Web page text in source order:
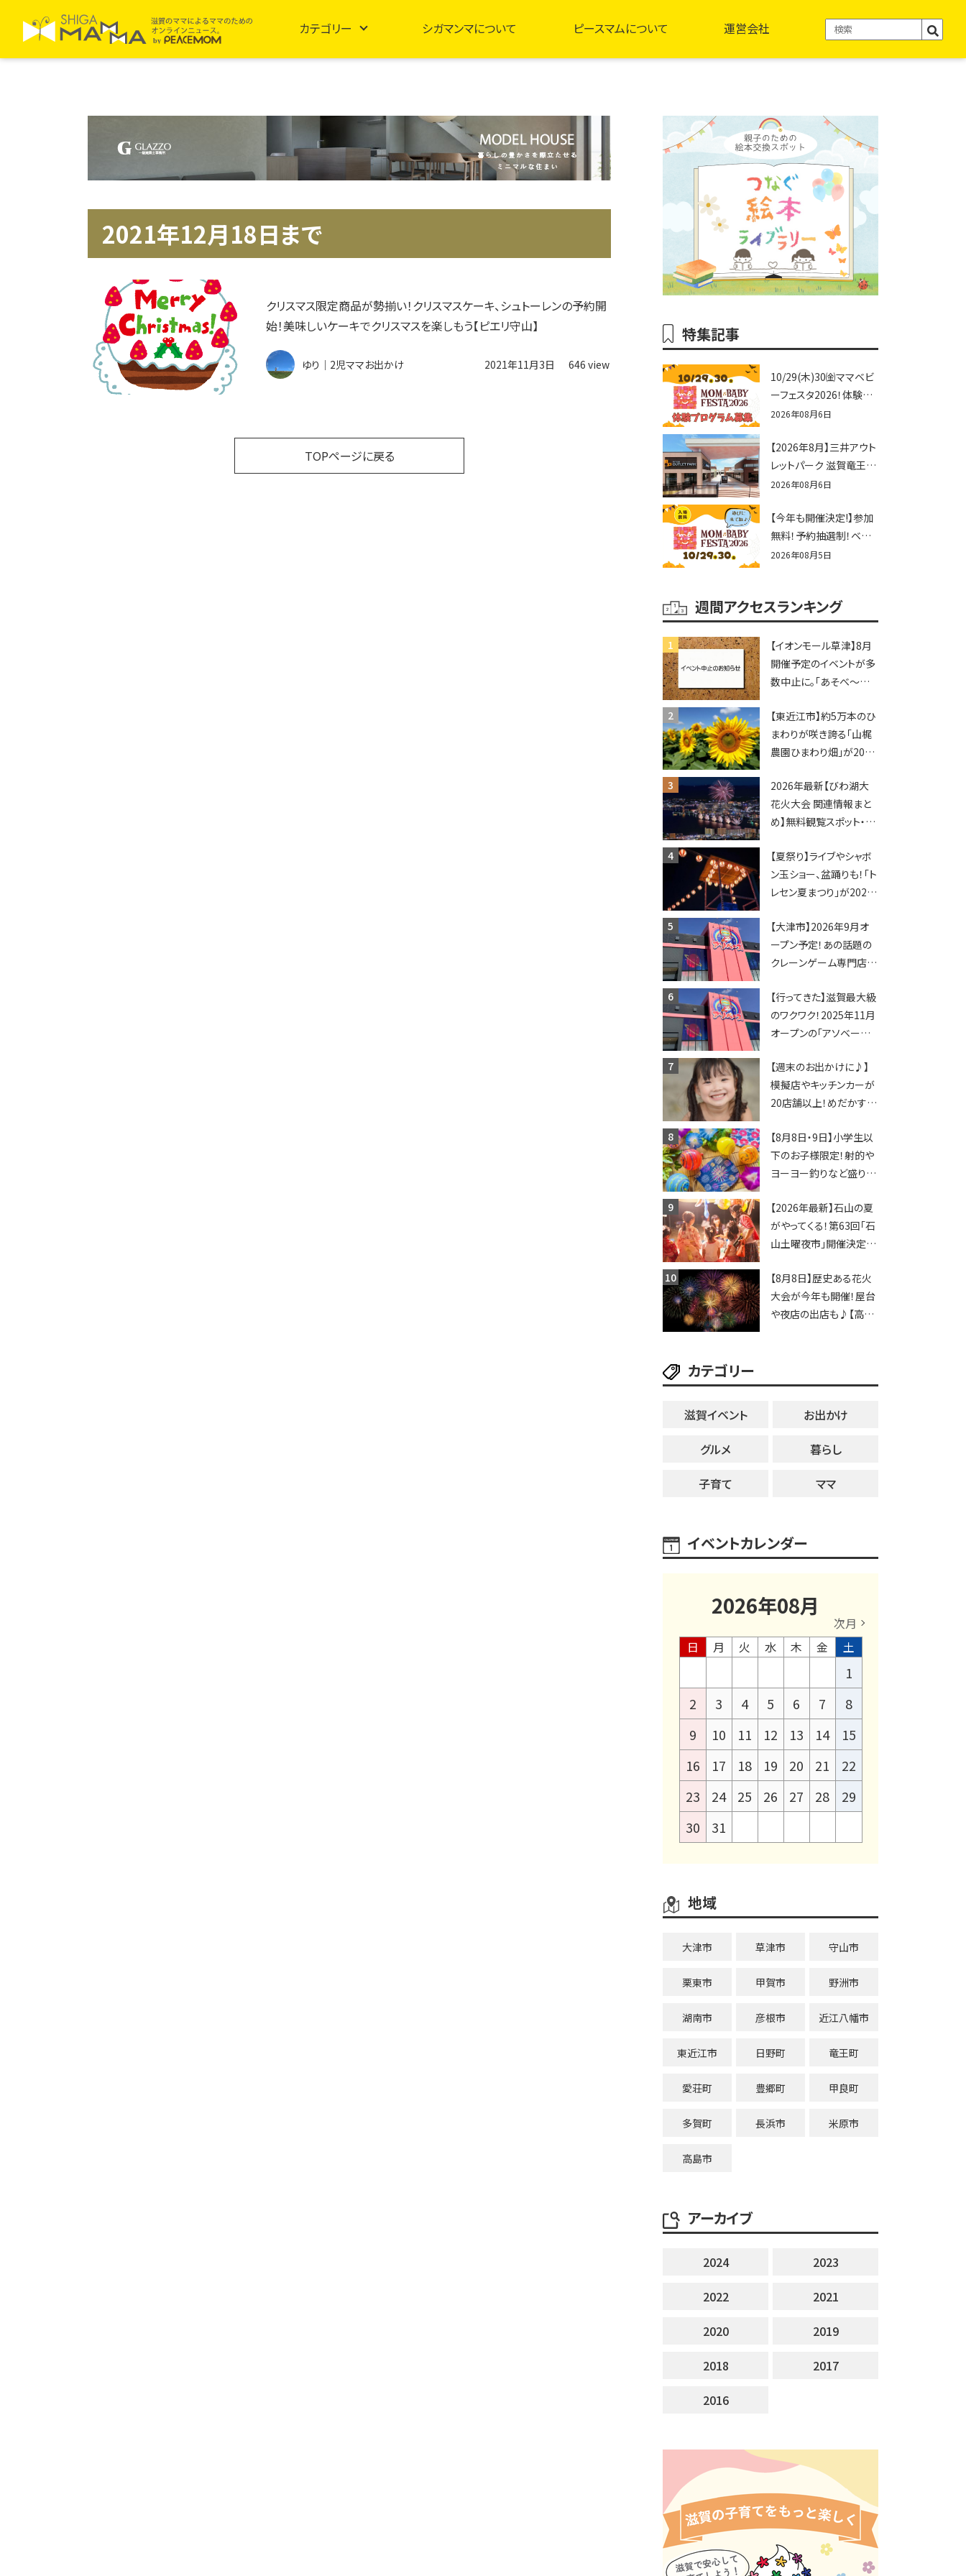
カテゴリー シガマンマについて ピースマムについて 運営会社
2021年12月18日まで
クリスマス限定商品が勢揃い！クリスマスケーキ、シュトーレンの予約開
始！美味しいケーキでクリスマスを楽しもう【ピエリ守山】
ゆり｜2児ママお出かけ 2021年11月3日 646 view
TOPページに戻る
特集記事
10/29(木)30㈮ママベビ
ーフェスタ2026！体験プ
ログラム募集♪赤ちゃん
せんか？
2026年08月6日
【2026年8月】三井アウト
レットパーク 滋賀竜王の
夏休みイベントまとめ！
辛グルメ・フォトコンテス
トまで盛りだくさん！
2026年08月6日
【今年も開催決定!】参加
無料！予約抽選制！ベビ
ーファミリー必見☆入場
2026！親子で楽しもう
♪inピエリ守山
2026年08月5日
週間アクセスランキング
【イオンモール草津】8月
開催予定のイベントが多
数中止に。「あそべ〜る
ショーなど
【東近江市】約5万本のひ
まわりが咲き誇る「山梶
農園ひまわり畑」が2026
ポットやキッチンカーも
登場！何度も入園できる
フリーパスも販売★
2026年最新【びわ湖大
花火大会 関連情報まと
め】無料観覧スポット・同
ップ・交通規制に近隣施
設の駐車場情報なども
要チェック★
【夏祭り】ライブやシャボ
ン玉ショー、盆踊りも！「ト
レセン夏まつり」が2026
【大津市】2026年9月オ
ープン予定！あの話題の
クレーンゲーム専門店
ってくる！豊郷店に続く滋
賀2店舗目★
【行ってきた】滋賀最大級
のワクワク！2025年11月
オープンの「アソベース
レーンゲームで青果や日
用品までゲットできる新
スポット！
【週末のお出かけに♪】
模擬店やキッチンカーが
20店舗以上！めだかすく
ソングライターによるライ
ブなど。【和邇ふれあい夏
祭り】
【8月8日・9日】小学生以
下のお子様限定！射的や
ヨーヨー釣りなど盛りだ
ちびっこ縁日開催♪【モリ
ーブ】
【2026年最新】石山の夏
がやってくる！第63回「石
山土曜夜市」開催決定！
ージが勢揃い【7月18日・
25日・8月1日】大津市
【8月8日】歴史ある花火
大会が今年も開催！屋台
や夜店の出店も♪【高宮
カテゴリー
滋賀イベント
お出かけ
グルメ
暮らし
子育て
ママ
イベントカレンダー
2026年08月
次月
日
月 火 水 木 金 土
1
2
3 4 5 6 7
8
9
10 11 12 13 14
15
16
17 18 19 20 21
22
23
24 25 26 27 28
29
30
31
地域
大津市 草津市 守山市
栗東市 甲賀市 野洲市
湖南市 彦根市 近江八幡市
東近江市 日野町 竜王町
愛荘町 豊郷町 甲良町
多賀町 長浜市 米原市
高島市
アーカイブ
2024
2023
2022
2021
2020
2019
2018
2017
2016